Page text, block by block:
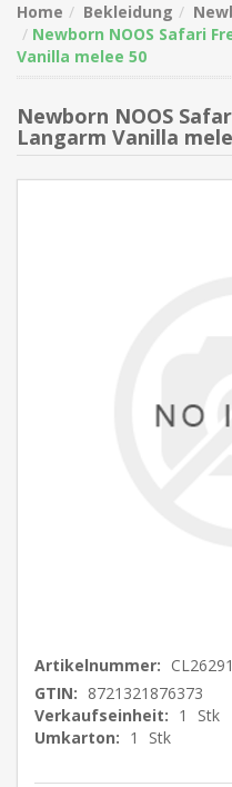
Home Bekleidung
Newborn NOOS Safari
Vanilla melee 50
Newborn NOOS
Langarm Vanilla
Artikelnummer:
GTIN: 8721321876373
Verkaufseinheit: 1
Stk
Umkarton: 1 Stk